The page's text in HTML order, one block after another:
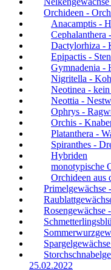
Orchideen -
Anacamptis -
Cephalanthera
Dactylorhiza -
Epipactis -
Gymnadenia -
Nigritella -
Neotinea -
Neottia -
Ophrys -
Orchis -
Platanthera -
Spiranthes -
Hybriden
monotypische
Orchideen aus
Primelgewächse
Rosengewächse
25.02.2022